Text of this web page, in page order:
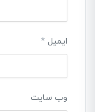
ایمیل *
وب‌ سایت